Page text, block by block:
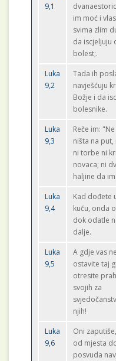
9,1
im moć i
svima zlim
da iscjeljuju
bolest;.
Luka
9,2
Tada ih
navješćuju
Božje i da
bolesnike.
Luka
9,3
Reče im:
ništa na put,
ni torbe ni
novaca; ni
haljine da
Luka
9,4
Kad dođete
kuću, onda
dok odatle
dalje.
Luka
9,5
A gdje vas
ostavite taj
otresite
svojih za
njih!
Luka
9,6
Oni
od mjesta
posvuda